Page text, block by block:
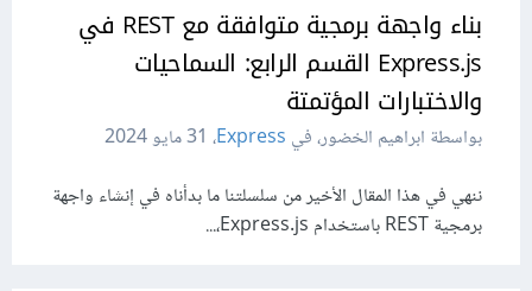
بناء واجهة برمجية متوافقة مع REST في
Express.js القسم الرابع: السماحيات
والاختبارات المؤتمتة
بواسطة ابراهيم الخضور، في Express، 31 مايو 2024
ننهي في هذا المقال اﻷخير من سلسلتنا ما بدأناه في إنشاء واجهة
برمجية REST باستخدام Express.js،...